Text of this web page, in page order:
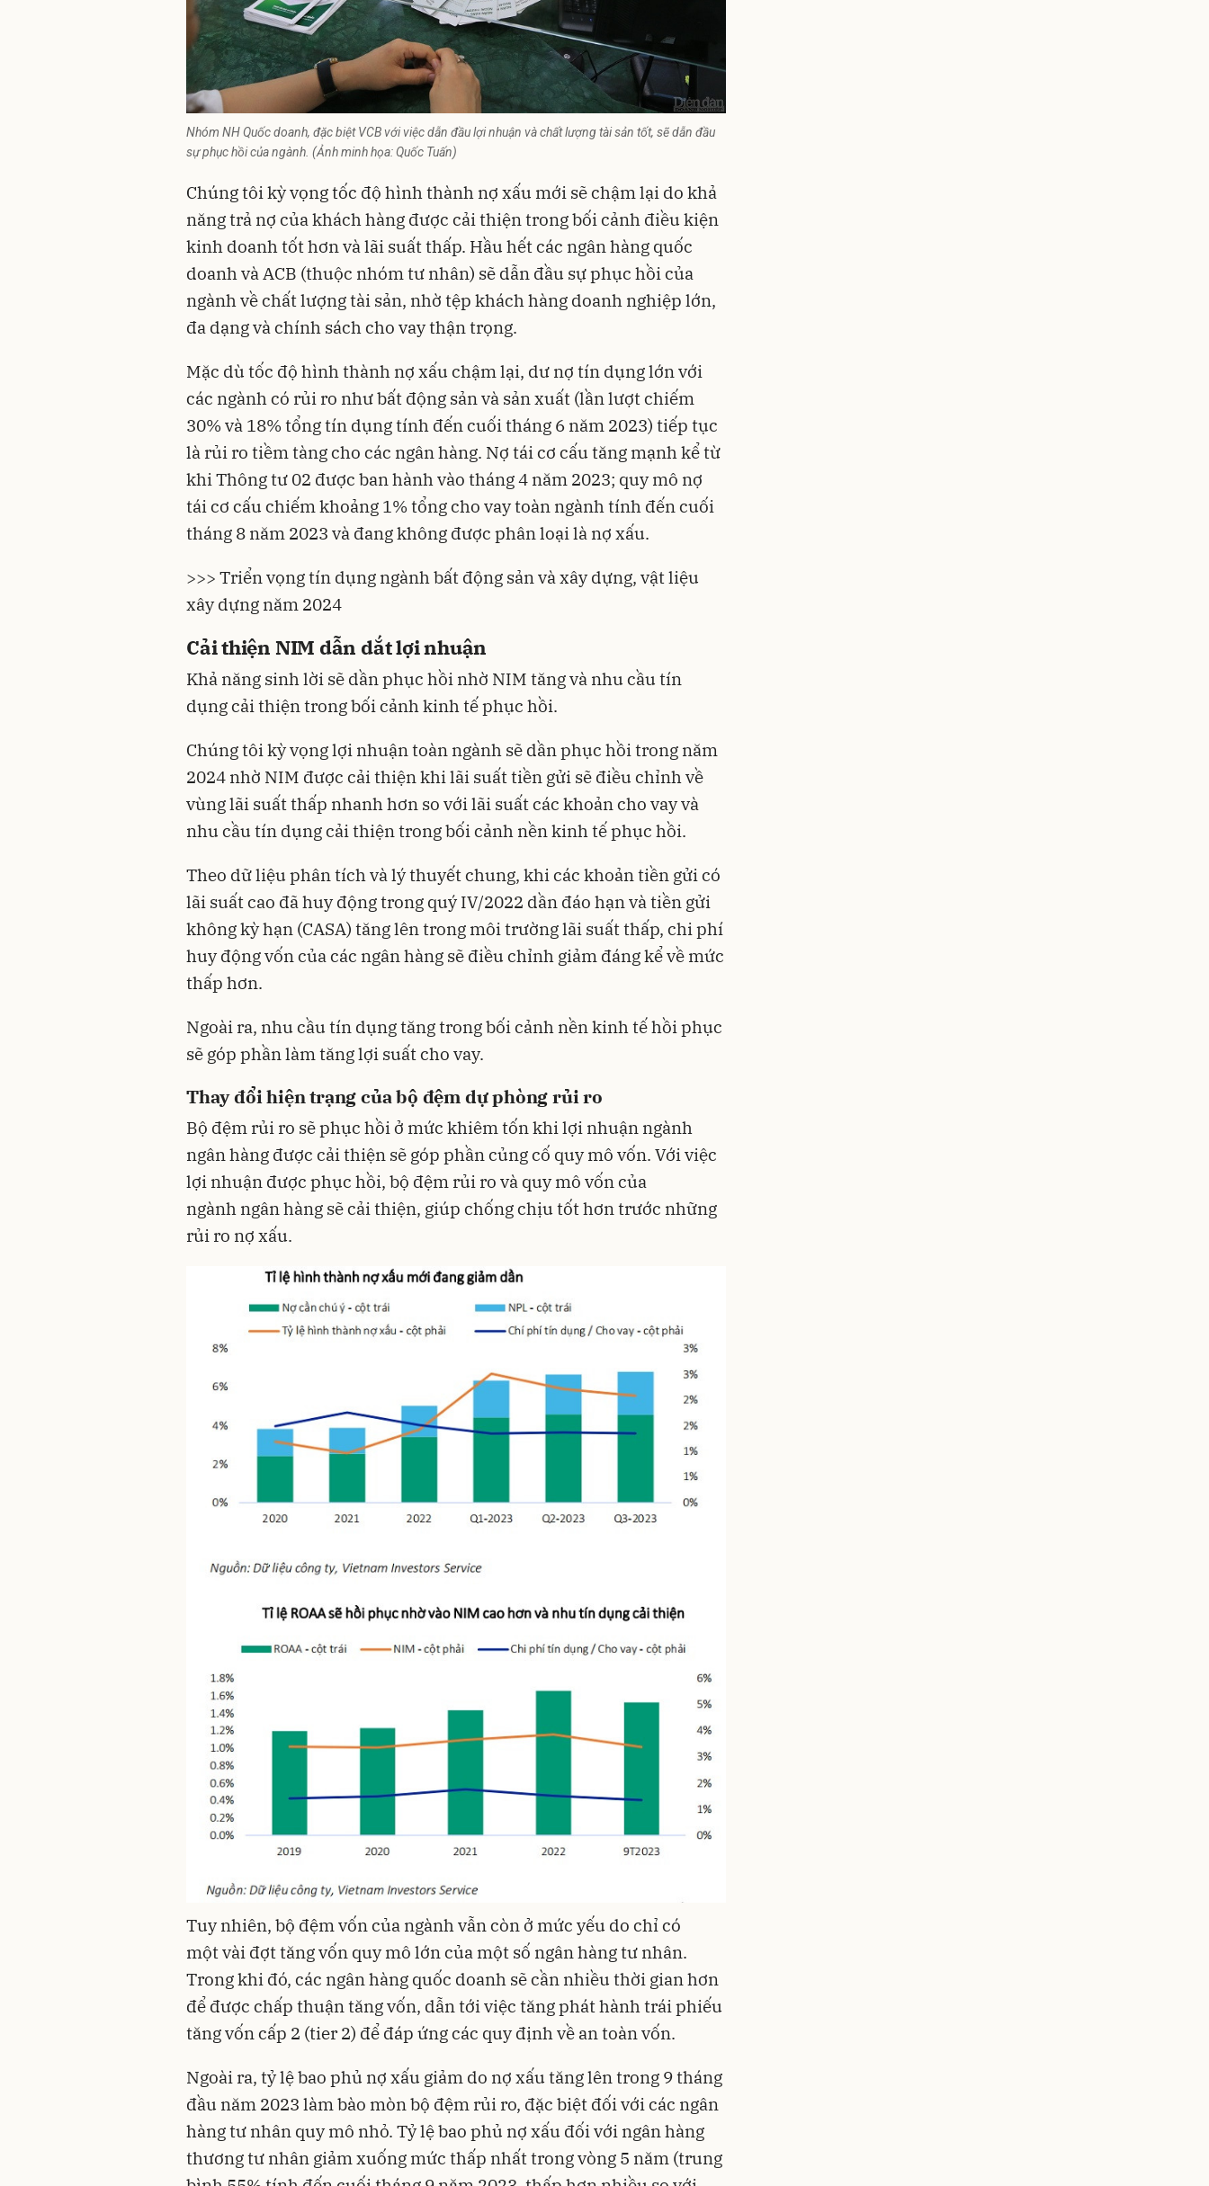
Nhóm NH Quốc doanh, đặc biệt VCB với việc dẫn đầu lợi nhuận và chất lượng tài sản tốt, sẽ dẫn đầu
sự phục hồi của ngành. (Ảnh minh họa: Quốc Tuấn)
Chúng tôi kỳ vọng tốc độ hình thành nợ xấu mới sẽ chậm lại do khả
năng trả nợ của khách hàng được cải thiện trong bối cảnh điều kiện
kinh doanh tốt hơn và lãi suất thấp. Hầu hết các ngân hàng quốc
doanh và ACB (thuộc nhóm tư nhân) sẽ dẫn đầu sự phục hồi của
ngành về chất lượng tài sản, nhờ tệp khách hàng doanh nghiệp lớn,
đa dạng và chính sách cho vay thận trọng.
Mặc dù tốc độ hình thành nợ xấu chậm lại, dư nợ tín dụng lớn với
các ngành có rủi ro như bất động sản và sản xuất (lần lượt chiếm
30% và 18% tổng tín dụng tính đến cuối tháng 6 năm 2023) tiếp tục
là rủi ro tiềm tàng cho các ngân hàng. Nợ tái cơ cấu tăng mạnh kể từ
khi Thông tư 02 được ban hành vào tháng 4 năm 2023; quy mô nợ
tái cơ cấu chiếm khoảng 1% tổng cho vay toàn ngành tính đến cuối
tháng 8 năm 2023 và đang không được phân loại là nợ xấu.
>>> Triển vọng tín dụng ngành bất động sản và xây dựng, vật liệu
xây dựng năm 2024
Cải thiện NIM dẫn dắt lợi nhuận
Khả năng sinh lời sẽ dần phục hồi nhờ NIM tăng và nhu cầu tín
dụng cải thiện trong bối cảnh kinh tế phục hồi.
Chúng tôi kỳ vọng lợi nhuận toàn ngành sẽ dần phục hồi trong năm
2024 nhờ NIM được cải thiện khi lãi suất tiền gửi sẽ điều chỉnh về
vùng lãi suất thấp nhanh hơn so với lãi suất các khoản cho vay và
nhu cầu tín dụng cải thiện trong bối cảnh nền kinh tế phục hồi.
Theo dữ liệu phân tích và lý thuyết chung, khi các khoản tiền gửi có
lãi suấtcao đã huy động trong quý IV/2022 dần đáo hạn và tiền gửi
không kỳ hạn (CASA) tăng lên trong môi trường lãi suất thấp, chi phí
huy động vốn của các ngân hàng sẽ điều chỉnh giảm đáng kể về mức
thấp hơn.
Ngoài ra, nhu cầu tín dụng tăng trong bối cảnh nền kinh tế hồi phục
sẽ góp phần làm tăng lợi suất cho vay.
Thay đổi hiện trạng của bộ đệm dự phòng rủi ro
Bộ đệm rủi ro sẽ phục hồi ở mức khiêm tốn khi lợi nhuận ngành
ngân hàng được cải thiện sẽ góp phần củng cố quy mô vốn. Với việc
lợi nhuận được phục hồi, bộ đệm rủi ro và quy mô vốn của
ngành ngân hàng sẽ cải thiện, giúp chống chịu tốt hơn trước những
rủi ro nợ xấu.
Tuy nhiên, bộ đệm vốn của ngành vẫn còn ở mức yếu do chỉ có
một vài đợt tăng vốn quy mô lớn của một số ngân hàng tư nhân.
Trong khi đó, các ngân hàng quốc doanh sẽ cần nhiều thời gian hơn
để được chấp thuận tăng vốn, dẫn tới việc tăng phát hành trái phiếu
tăng vốn cấp 2 (tier 2) để đáp ứng các quy định về an toàn vốn.
Ngoài ra, tỷ lệ bao phủ nợ xấu giảm do nợ xấu tăng lên trong 9 tháng
đầu năm 2023 làm bào mòn bộ đệm rủi ro, đặc biệt đối với các ngân
hàng tư nhân quy mô nhỏ. Tỷ lệ bao phủ nợ xấu đối với ngân hàng
thương tư nhân giảm xuống mức thấp nhất trong vòng 5 năm (trung